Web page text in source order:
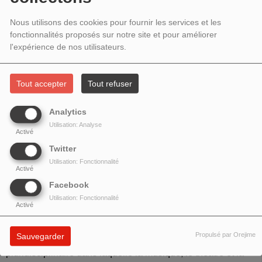
Nous utilisons des cookies pour fournir les services et les
fonctionnalités proposés sur notre site et pour améliorer
l'expérience de nos utilisateurs.
Tout accepter Tout refuser
Analytics
Activé
Utilisation: Analyse
Twitter
Activé
Utilisation: Fonctionnalité
Facebook
Activé
Utilisation: Fonctionnalité
Sauvegarder Propulsé par Orejime
AUTOPORTRAIT EN MUSICIENNE
Andrea Cohen
artiste radio, elle poursuit une démarche artistique